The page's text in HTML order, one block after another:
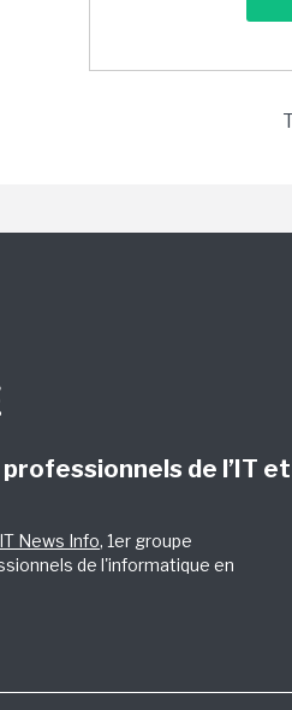
de l’IT et
IT News Info, 1er groupe
de l'informatique en